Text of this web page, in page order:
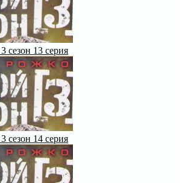
сезон 13 серия
сезон 14 серия